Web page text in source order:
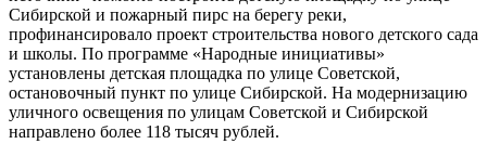
Сибирской и пожарный пирс на берегу реки,
профинансировало проект строительства нового детского сада
и школы. По программе «Народные инициативы»
установлены детская площадка по улице Советской,
остановочный пункт по улице Сибирской. На модернизацию
уличного освещения по улицам Советской и Сибирской
направлено более 118 тысяч рублей.